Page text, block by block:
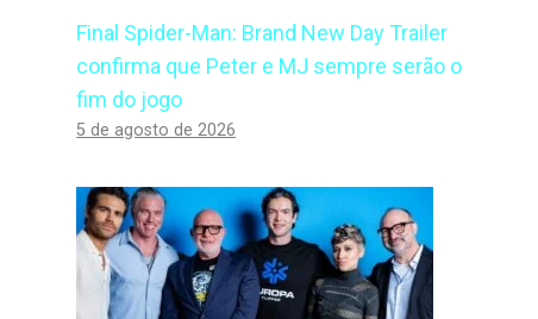
Final Spider-Man: Brand New Day Trailer
confirma que Peter e MJ sempre serão o
fim do jogo
5 de agosto de 2026